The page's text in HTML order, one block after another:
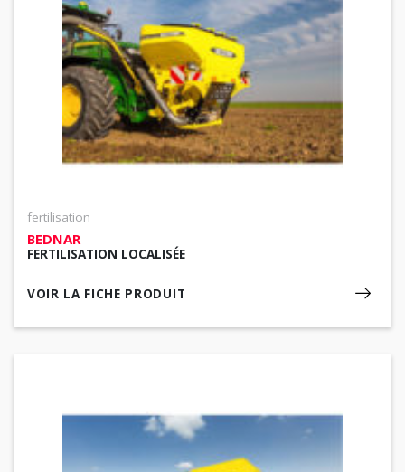
fertilisation
BEDNAR
FERTILISATION LOCALISÉE
VOIR LA FICHE PRODUIT